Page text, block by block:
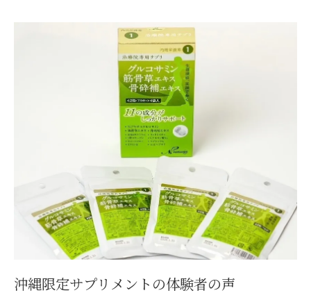
沖縄限定サプリメントの体験者の声